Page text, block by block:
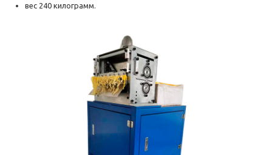
вес 240 килограмм.